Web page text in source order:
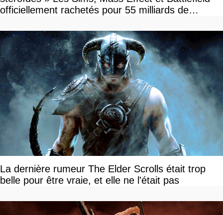
officiellement rachetés pour 55 milliards de
La dernière rumeur The Elder Scrolls était trop
belle pour être vraie, et elle ne l'était pas